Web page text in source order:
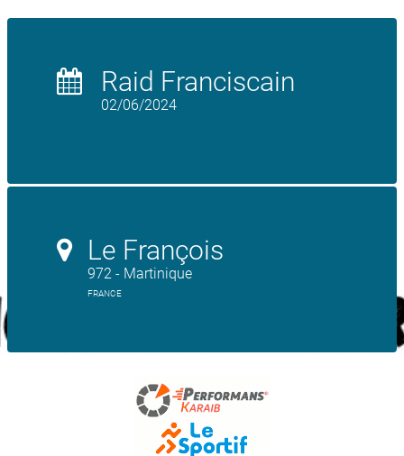
Raid Franciscain
02/06/2024
Le François
972 - Martinique
FRANCE